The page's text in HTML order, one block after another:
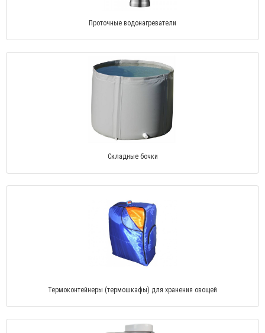
Проточные водонагреватели
Складные бочки
Термоконтейнеры (термошкафы) для хранения овощей